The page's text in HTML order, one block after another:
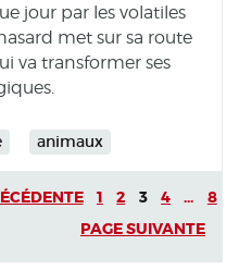
jour par les volatiles
met sur sa route
va transformer ses
animaux
1 2 3 4 ...
8
PAGE SUIVANTE